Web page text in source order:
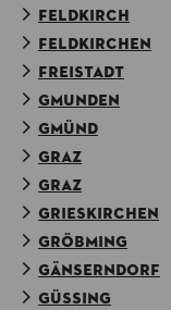
FELDKIRCH
FELDKIRCHEN
FREISTADT
GMUNDEN
GMÜND
GRAZ
GRAZ
GRIESKIRCHEN
GRÖBMING
GÄNSERNDORF
GÜSSING